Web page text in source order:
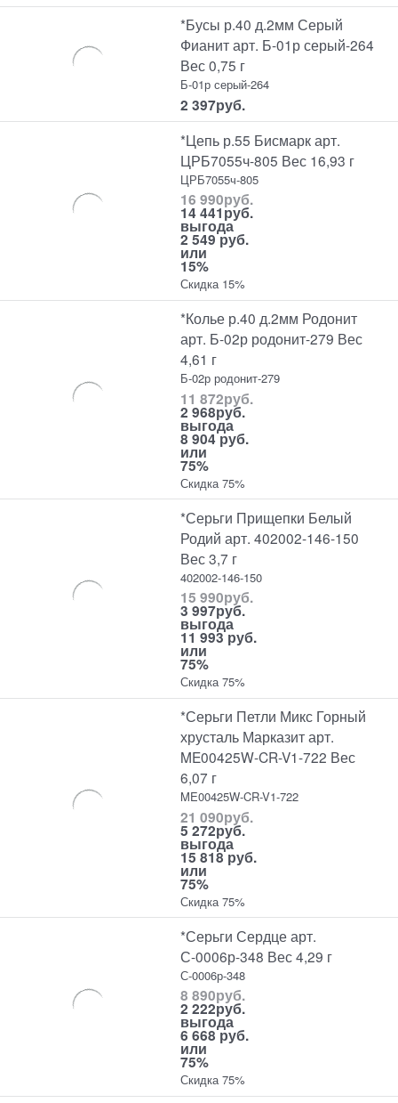
*Бусы р.40 д.2мм Серый
Фианит арт. Б-01р серый-264
Вес 0,75 г
Б-01р серый-264
2 397руб.
*Цепь р.55 Бисмарк арт.
ЦРБ7055ч-805 Вес 16,93 г
ЦРБ7055ч-805
16 990руб.
14 441руб.
выгода
2 549 руб.
или
15%
Скидка 15%
*Колье р.40 д.2мм Родонит
арт. Б-02р родонит-279 Вес
4,61 г
Б-02р родонит-279
11 872руб.
2 968руб.
выгода
8 904 руб.
или
75%
Скидка 75%
*Серьги Прищепки Белый
Родий арт. 402002-146-150
Вес 3,7 г
402002-146-150
15 990руб.
3 997руб.
выгода
11 993 руб.
или
75%
Скидка 75%
*Серьги Петли Микс Горный
хрусталь Марказит арт.
ME00425W-CR-V1-722 Вес
6,07 г
ME00425W-CR-V1-722
21 090руб.
5 272руб.
выгода
15 818 руб.
или
75%
Скидка 75%
*Серьги Сердце арт.
С-0006р-348 Вес 4,29 г
С-0006р-348
8 890руб.
2 222руб.
выгода
6 668 руб.
или
75%
Скидка 75%